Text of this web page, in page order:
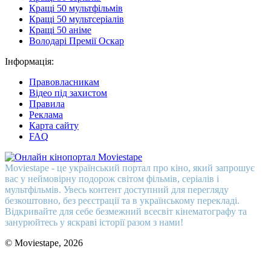
Кращі 50 мультфільмів
Кращі 50 мультсеріалів
Кращі 50 аніме
Володарі Премії Оскар
Інформація:
Правовласникам
Відео під захистом
Правила
Реклама
Карта сайту
FAQ
Moviestape - це український портал про кіно, який запрошує
вас у неймовірну подорож світом фільмів, серіалів і
мультфільмів. Увесь контент доступний для перегляду
безкоштовно, без реєстрації та в українському перекладі.
Відкривайте для себе безмежний всесвіт кінематографу та
занурюйтесь у яскраві історії разом з нами!
© Moviestape, 2026